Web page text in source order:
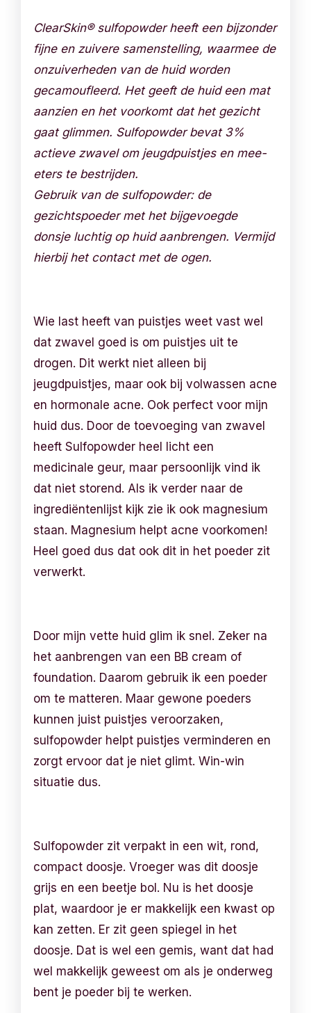
ClearSkin® sulfopowder heeft een bijzonder
fijne en zuivere samenstelling, waarmee de
onzuiverheden van de huid worden
gecamoufleerd. Het geeft de huid een mat
aanzien en het voorkomt dat het gezicht
gaat glimmen. Sulfopowder bevat 3%
actieve zwavel om jeugdpuistjes en mee-
eters te bestrijden.
Gebruik van de sulfopowder: de
gezichtspoeder met het bijgevoegde
donsje luchtig op huid aanbrengen. Vermijd
hierbij het contact met de ogen.
Wie last heeft van puistjes weet vast wel
dat zwavel goed is om puistjes uit te
drogen. Dit werkt niet alleen bij
jeugdpuistjes, maar ook bij volwassen acne
en hormonale acne. Ook perfect voor mijn
huid dus. Door de toevoeging van zwavel
heeft Sulfopowder heel licht een
medicinale geur, maar persoonlijk vind ik
dat niet storend. Als ik verder naar de
ingrediëntenlijst kijk zie ik ook magnesium
staan. Magnesium helpt acne voorkomen!
Heel goed dus dat ook dit in het poeder zit
verwerkt.
Door mijn vette huid glim ik snel. Zeker na
het aanbrengen van een BB cream of
foundation. Daarom gebruik ik een poeder
om te matteren. Maar gewone poeders
kunnen juist puistjes veroorzaken,
sulfopowder helpt puistjes verminderen en
zorgt ervoor dat je niet glimt. Win-win
situatie dus.
Sulfopowder zit verpakt in een wit, rond,
compact doosje. Vroeger was dit doosje
grijs en een beetje bol. Nu is het doosje
plat, waardoor je er makkelijk een kwast op
kan zetten. Er zit geen spiegel in het
doosje. Dat is wel een gemis, want dat had
wel makkelijk geweest om als je onderweg
bent je poeder bij te werken.